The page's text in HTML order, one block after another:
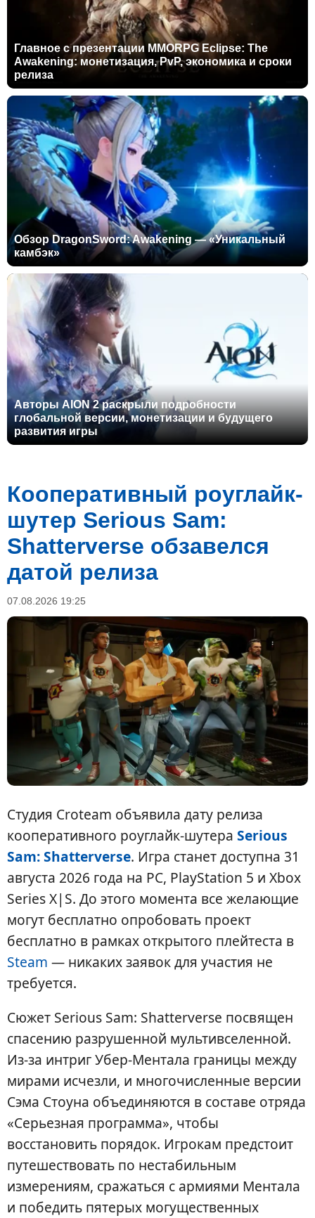
Главное с презентации MMORPG Eclipse: The
Awakening: монетизация, PvP, экономика и сроки
релиза
Обзор DragonSword: Awakening — «Уникальный
камбэк»
Авторы AION 2 раскрыли подробности
глобальной версии, монетизации и будущего
развития игры
Кооперативный роуглайк-
шутер Serious Sam:
Shatterverse обзавелся
датой релиза
07.08.2026 19:25
Студия Croteam объявила дату релиза
кооперативного роуглайк-шутера Serious
Sam: Shatterverse. Игра станет доступна 31
августа 2026 года на PC, PlayStation 5 и Xbox
Series X|S. До этого момента все желающие
могут бесплатно опробовать проект
бесплатно в рамках открытого плейтеста в
Steam — никаких заявок для участия не
требуется.
Сюжет Serious Sam: Shatterverse посвящен
спасению разрушенной мультивселенной.
Из-за интриг Убер-Ментала границы между
мирами исчезли, и многочисленные версии
Сэма Стоуна объединяются в составе отряда
«Серьезная программа», чтобы
восстановить порядок. Игрокам предстоит
путешествовать по нестабильным
измерениям, сражаться с армиями Ментала
и победить пятерых могущественных